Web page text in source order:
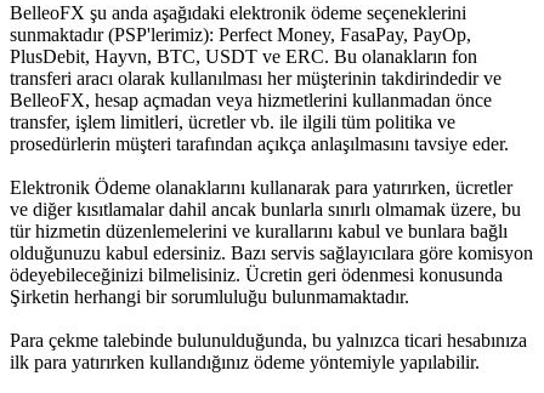
BelleoFX şu anda aşağıdaki elektronik ödeme seçeneklerini
sunmaktadır (PSP'lerimiz): Perfect Money, FasaPay, PayOp,
PlusDebit, Hayvn, BTC, USDT ve ERC. Bu olanakların fon
transferi aracı olarak kullanılması her müşterinin takdirindedir ve
BelleoFX, hesap açmadan veya hizmetlerini kullanmadan önce
transfer, işlem limitleri, ücretler vb. ile ilgili tüm politika ve
prosedürlerin müşteri tarafından açıkça anlaşılmasını tavsiye eder.
Elektronik Ödeme olanaklarını kullanarak para yatırırken, ücretler
ve diğer kısıtlamalar dahil ancak bunlarla sınırlı olmamak üzere, bu
tür hizmetin düzenlemelerini ve kurallarını kabul ve bunlara bağlı
olduğunuzu kabul edersiniz. Bazı servis sağlayıcılara göre komisyon
ödeyebileceğinizi bilmelisiniz. Ücretin geri ödenmesi konusunda
Şirketin herhangi bir sorumluluğu bulunmamaktadır.
Para çekme talebinde bulunulduğunda, bu yalnızca ticari hesabınıza
ilk para yatırırken kullandığınız ödeme yöntemiyle yapılabilir.